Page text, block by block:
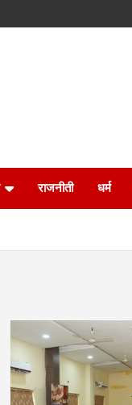
राजनीती धर्म